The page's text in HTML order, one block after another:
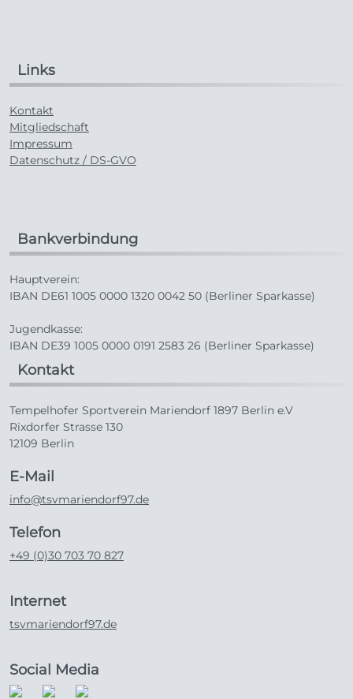
Links
Kontakt
Mitgliedschaft
Impressum
Datenschutz / DS-GVO
Bankverbindung
Hauptverein:
IBAN DE61 1005 0000 1320 0042 50 (Berliner Sparkasse)
Jugendkasse:
IBAN DE39 1005 0000 0191 2583 26 (Berliner Sparkasse)
Kontakt
Tempelhofer Sportverein Mariendorf 1897 Berlin e.V
Rixdorfer Strasse 130
12109 Berlin
E-Mail
info@tsvmariendorf97.de
Telefon
+49 (0)30 703 70 827
Internet
tsvmariendorf97.de
Social Media